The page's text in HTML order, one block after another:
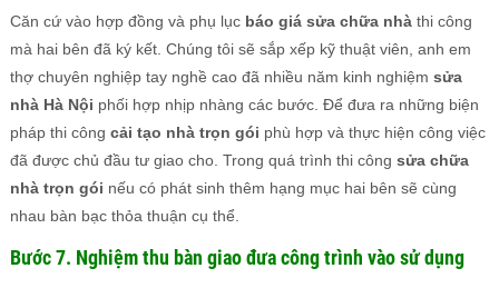
Căn cứ vào hợp đồng và phụ lục báo giá sửa chữa nhàthi công
mà hai bên đã ký kết. Chúng tôi sẽ sắp xếp kỹ thuật viên, anh em
thợ chuyên nghiệp tay nghề cao đã nhiều năm kinh nghiệm sửa
nhà Hà Nội phối hợp nhịp nhàng các bước. Để đưa ra những biện
pháp thi công cải tạo nhà trọn gói phù hợp và thực hiện công việc
đã được chủ đầu tư giao cho. Trong quá trình thi công sửa chữa
nhà trọn gói nếu có phát sinh thêm hạng mục hai bên sẽ cùng
nhau bàn bạc thỏa thuận cụ thể.
Bước 7. Nghiệm thu bàn giao đưa công trình vào sử dụng